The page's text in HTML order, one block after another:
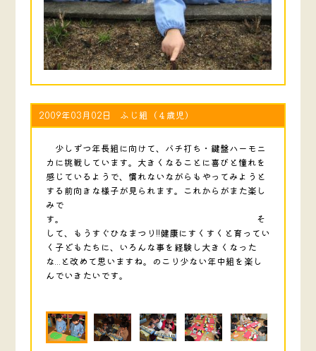
2009年03月02日 ふじ組（４歳児）
少しずつ年長組に向けて、バチ打ち・鍵盤ハーモニ
カに挑戦しています。大きくなることに喜びと憧れを
感じているようで、慣れないながらもやってみようと
する前向きな様子が見られます。これからがまた楽し
みで
す。 そ
して、もうすぐひなまつり!!健康にすくすくと育ってい
く子どもたちに、いろんな事を経験し大きくなった
な…と改めて思いますね。のこり少ない年中組を楽し
んでいきたいです。